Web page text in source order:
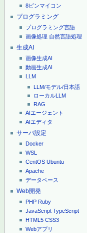
8ピンマイコン
プログラミング
プログラミング言語
画像処理 自然言語処理
生成AI
画像生成AI
動画生成AI
LLM
LLM/モデル/日本語
ローカルLLM
RAG
AIエージェント
AIエディタ
サーバ設定
Docker
WSL
CentOS Ubuntu
Apache
データベース
Web開発
PHP Ruby
JavaScript TypeScript
HTML5 CSS3
Webアプリ